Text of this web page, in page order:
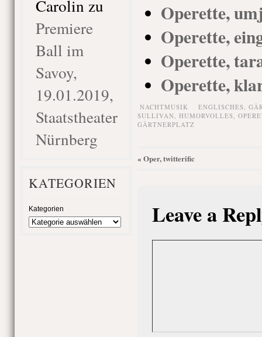
Carolin zu
Premiere
Ball im
Savoy,
19.01.2019,
Staatstheater
Nürnberg
KATEGORIEN
Kategorien
Operette,
Operette,
Operette,
Operette,
NACHTMUSIK ENGLISCHES,
SULLIVAN, HUMORVOLLES,
GÄRTNERPLATZ
« Oper, twitterific
Leave a